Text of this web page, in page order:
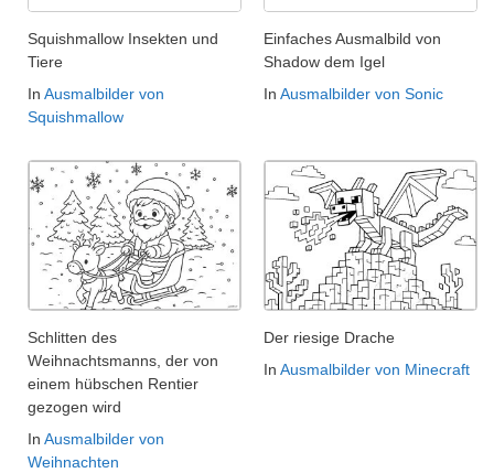
Squishmallow Insekten und
Tiere
In Ausmalbilder von
Squishmallow
Einfaches Ausmalbild von
Shadow dem Igel
In Ausmalbilder von Sonic
Schlitten des
Weihnachtsmanns, der von
einem hübschen Rentier
gezogen wird
In Ausmalbilder von
Weihnachten
Der riesige Drache
In Ausmalbilder von Minecraft